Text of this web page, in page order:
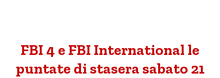
FBI 4 e FBI International le
puntate di stasera sabato 21